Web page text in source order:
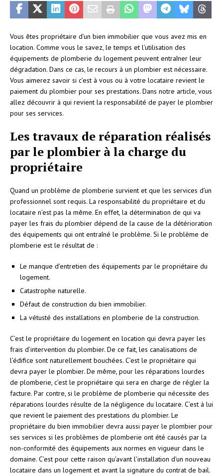
Vous êtes propriétaire d’un bien immobilier que vous avez mis en
location. Comme vous le savez, le temps et l’utilisation des
équipements de plomberie du logement peuvent entraîner leur
dégradation. Dans ce cas, le recours à un plombier est nécessaire.
Vous aimerez savoir si c’est à vous ou à votre locataire revient le
paiement du plombier pour ses prestations. Dans notre article, vous
allez découvrir à qui revient la responsabilité de payer le plombier
pour ses services.
Les travaux de réparation réalisés
par le plombier à la charge du
propriétaire
Quand un problème de plomberie survient et que les services d’un
professionnel sont requis. La responsabilité du propriétaire et du
locataire n’est pas la même. En effet, la détermination de qui va
payer les frais du plombier dépend de la cause de la détérioration
des équipements qui ont entraîné le problème. Si le problème de
plomberie est le résultat de :
Le manque d’entretien des équipements par le propriétaire du
logement.
Catastrophe naturelle.
Défaut de construction du bien immobilier.
La vétusté des installations en plomberie de la construction.
C’est le propriétaire du logement en location qui devra payer les
frais d’intervention du plombier. De ce fait, les canalisations de
l’édifice sont naturellement bouchées. C’est le propriétaire qui
devra payer le plombier. De même, pour les réparations lourdes
de plomberie, c’est le propriétaire qui sera en charge de régler la
facture. Par contre, si le problème de plomberie qui nécessite des
réparations lourdes résulte de la négligence du locataire. C’est à lui
que revient le paiement des prestations du plombier. Le
propriétaire du bien immobilier devra aussi payer le plombier pour
ses services si les problèmes de plomberie ont été causés par la
non-conformité des équipements aux normes en vigueur dans le
domaine. C’est pour cette raison qu’avant l’installation d’un nouveau
locataire dans un logement et avant la signature du contrat de bail.